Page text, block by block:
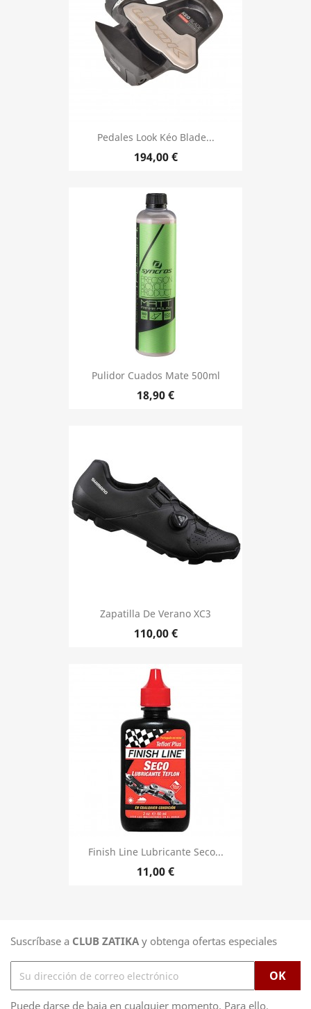
Pedales Look Kéo Blade...
Precio
194,00 €
Pulidor Cuados Mate 500ml
Precio
18,90 €
Zapatilla De Verano XC3
Precio
110,00 €
Finish Line Lubricante Seco...
Precio
11,00 €
Suscríbase a CLUB ZATIKA y obtenga ofertas especiales
Puede darse de baja en cualquier momento. Para ello,